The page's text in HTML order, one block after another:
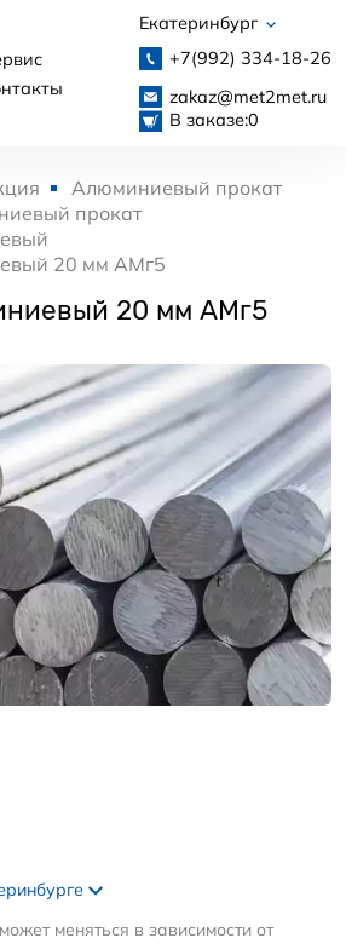
Екатеринбург
+7(992) 334-18-26
zakaz@met2met.ru
В заказе:0
Алюминиевый прокат
прокат
20 мм АМг5
20 мм АМг5
меняться в зависимости от